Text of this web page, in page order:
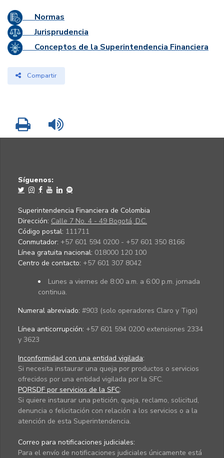
Normas
Jurisprudencia
Conceptos de la Superintendencia Financiera
Compartir
Imprimir
Síguenos:
Superintendencia Financiera de Colombia
Dirección: Calle 7 No. 4 - 49 Bogotá, D.C.
Código postal: 111711
Conmutador: +57 601 594 0200 - +57 601 350 8166
Línea gratuita nacional: 018000 120 100
Centro de contacto: +57 601 307 8042
Lunes a viernes de 8:00 a.m. a 6:00 p.m. jornada
continua.
Numeral abreviado: #903 (solo operadores Claro y Tigo)
Línea anticorrupción: +57 601 594 0200 extensiones 2334
y 3623
Inconformidad con una entidad vigilada:
Si necesita instaurar una queja por productos o servicios
ofrecidos por una entidad vigilada por la SFC.
PQRSDF por servicios de la SFC:
Si quiere instaurar una petición, queja, reclamo, solicitud,
denuncia o felicitación con relación a los servicios o a la
atención de esta Superintendencia.
Correo para notificaciones judiciales:
Para el envío de notificaciones judiciales únicamente está